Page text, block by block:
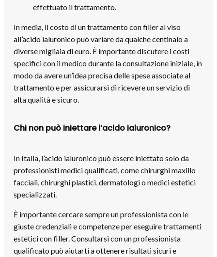
effettuato il trattamento.
In media, il costo di un trattamento con filler al viso
all’acido ialuronico può variare da qualche centinaio a
diverse migliaia di euro. È importante discutere i costi
specifici con il medico durante la consultazione iniziale, in
modo da avere un’idea precisa delle spese associate al
trattamento e per assicurarsi di ricevere un servizio di
alta qualità e sicuro.
Chi non può iniettare l’acido ialuronico?
In Italia, l’acido ialuronico può essere iniettato solo da
professionisti medici qualificati, come chirurghi maxillo
facciali, chirurghi plastici, dermatologi o medici estetici
specializzati.
È importante cercare sempre un professionista con le
giuste credenziali e competenze per eseguire trattamenti
estetici con filler. Consultarsi con un professionista
qualificato può aiutarti a ottenere risultati sicuri e